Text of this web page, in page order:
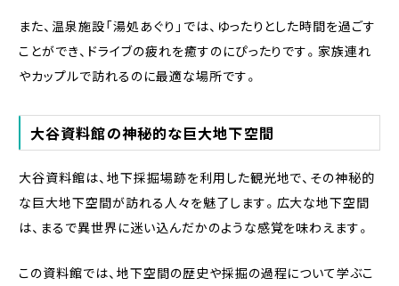
また、温泉施設「湯処あぐり」では、ゆったりとした時間を過ごす
ことができ、ドライブの疲れを癒すのにぴったりです。家族連れ
やカップルで訪れるのに最適な場所です。
大谷資料館の神秘的な巨大地下空間
大谷資料館は、地下採掘場跡を利用した観光地で、その神秘的
な巨大地下空間が訪れる人々を魅了します。広大な地下空間
は、まるで異世界に迷い込んだかのような感覚を味わえます。
この資料館では、地下空間の歴史や採掘の過程について学ぶこ